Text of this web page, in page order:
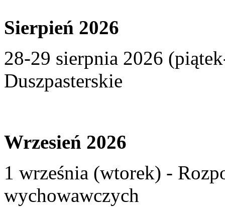
Sierpień 2026
28-29 sierpnia 2026
Duszpasterskie
Wrzesień 2026
1 września (wtorek) -
wychowawczych